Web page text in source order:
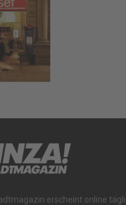
erscheint online